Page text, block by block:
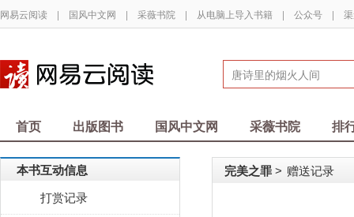
网易云阅读 | 国风中文网 | 采薇书院 | 从电脑上导入书籍 | 公众号 |
首页 出版图书 国风中文网 采薇书院 排
本书互动信息
打赏记录
完美之罪 > 赠送记录